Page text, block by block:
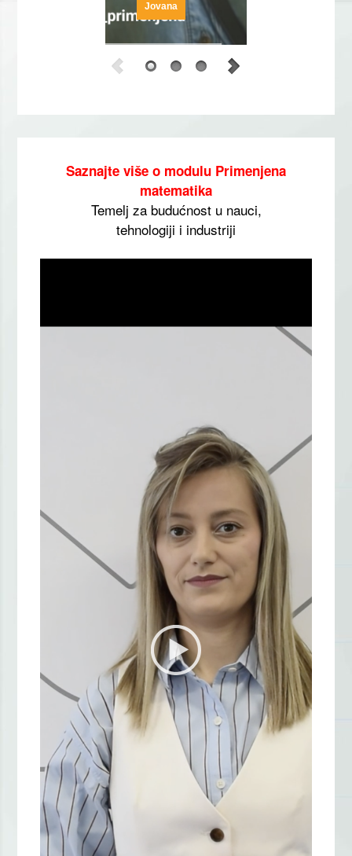
Jovana
Saznajte više o modulu Primenjena
matematika
Temelj za budućnost u nauci,
tehnologiji i industriji